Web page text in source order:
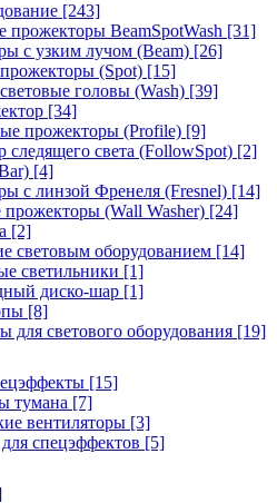
[243]
прожекторы BeamSpotWash [31]
с узким лучом (Beam) [26]
(Spot) [15]
головы (Wash) [39]
[34]
прожекторы (Profile) [9]
следящего света (FollowSpot) [2]
[4]
с линзой Френеля (Fresnel) [14]
(Wall Washer) [24]
[2]
световым оборудованием [14]
светильники [1]
диско-шар [1]
[8]
для светового оборудования [19]
[15]
тумана [7]
вентиляторы [3]
спецэффектов [5]